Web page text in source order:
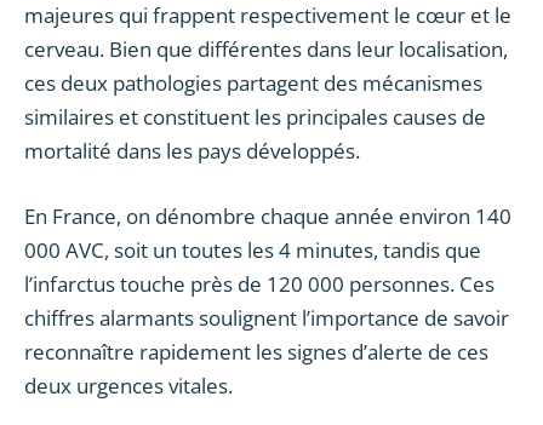
majeures qui frappent respectivement le cœur et le
cerveau. Bien que différentes dans leur localisation,
ces deux pathologies partagent des mécanismes
similaires et constituent les principales causes de
mortalité dans les pays développés.
En France, on dénombre chaque année environ 140
000 AVC, soit un toutes les 4 minutes, tandis que
l’infarctus touche près de 120 000 personnes. Ces
chiffres alarmants soulignent l’importance de savoir
reconnaître rapidement les signes d’alerte de ces
deux urgences vitales.